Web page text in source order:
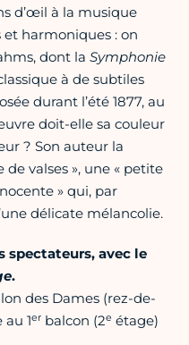
d’œil à la musique
harmoniques : on
dont la Symphonie
à de subtiles
durant l’été 1877, au
doit-elle sa couleur
? Son auteur la
valses », une « petite
» qui, par
délicate mélancolie.
spectateurs, avec le
.
des Dames (rez-de-
1er balcon (2e étage)